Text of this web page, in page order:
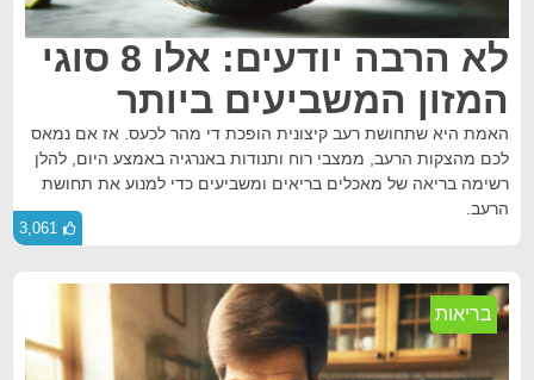
לא הרבה יודעים: אלו 8 סוגי
המזון המשביעים ביותר
האמת היא שתחושת רעב קיצונית הופכת די מהר לכעס. אז אם נמאס
לכם מהצקות הרעב, ממצבי רוח ותנודות באנרגיה באמצע היום, להלן
רשימה בריאה של מאכלים בריאים ומשביעים כדי למנוע את תחושת
הרעב.
3,061
בריאות